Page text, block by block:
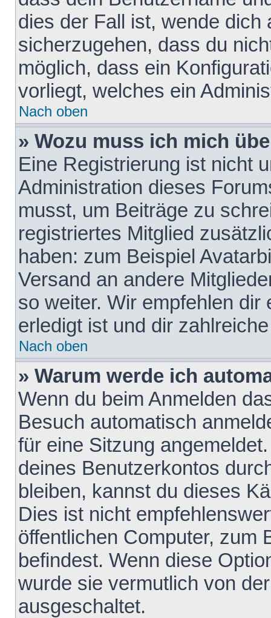
dies der Fall ist, wende dich
sicherzugehen, dass du
möglich, dass ein
vorliegt, welches ein
Nach oben
» Wozu muss ich mich
Eine Registrierung ist nicht
Administration dieses
musst, um Beiträge zu
registriertes Mitglied
haben: zum Beispiel
Versand an andere
so weiter. Wir empfehlen
erledigt ist und dir
Nach oben
» Warum werde ich
Wenn du beim Anmelden
Besuch automatisch
für eine Sitzung
deines Benutzerkontos
bleiben, kannst du dieses
Dies ist nicht
öffentlichen Computer, zum
befindest. Wenn diese
wurde sie vermutlich von
ausgeschaltet.